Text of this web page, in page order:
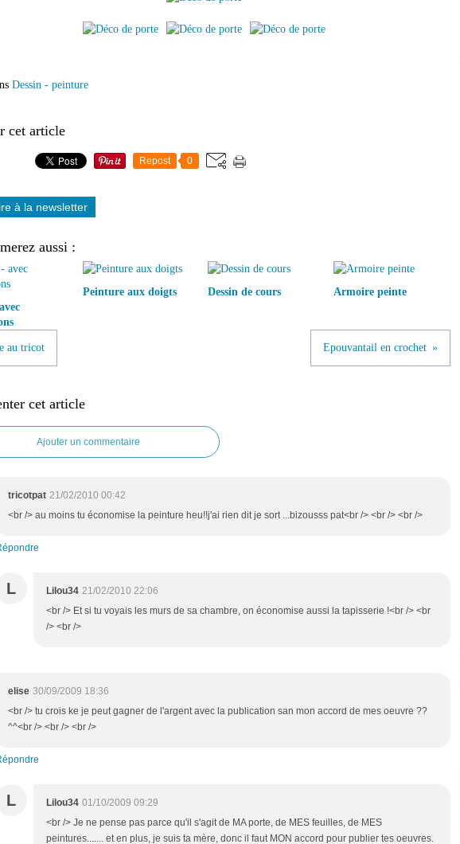
Dessin - peinture
cet article
Repost 0
à la newsletter
aussi :
Peinture aux doigts Dessin de cours Armoire peinte
au tricot Epouvantail en crochet
cet article
Ajouter un commentaire
tricotpat 21/02/2010 00:42
<br /> au moins tu économise la peinture heu!!j'ai rien dit je sort ...bizousss pat<br /> <br /> <br />
L Lilou34 21/02/2010 22:06
<br /> Et si tu voyais les murs de sa chambre, on économise aussi la tapisserie !<br /> <br
/> <br />
elise 30/09/2009 18:36
<br /> tu crois ke je peut gagner de l'argent avec la publication san mon accord de mes oeuvre ??
^^<br /> <br /> <br />
L Lilou34 01/10/2009 09:29
<br /> Je ne pense pas parce qu'il s'agit de MA porte, de MES feuilles, de MES
peintures....... et en plus, je suis ta mère, donc il faut MON accord pour publier tes oeuvres.